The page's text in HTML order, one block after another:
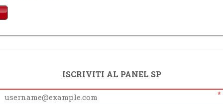
ISCRIVITI AL PANEL SP
*